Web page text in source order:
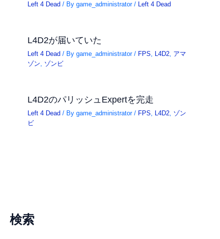
検索
Left 4 Dead / Bygame_administrator/ Left 4 Dead
L4D2が届いていた
Left 4 Dead / Bygame_administrator/ FPS L4D2 アマ
ゾン
ゾンビ
L4D2のパリッシュExpertを完走
Left 4 Dead / Bygame_administrator/ FPS, L4D2, ゾン
ビ